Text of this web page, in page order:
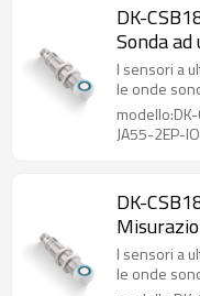
DK-
Sonda
I sensori a
le onde
JA55-2EP-
DK-
DADISICK
I sensori a
le onde